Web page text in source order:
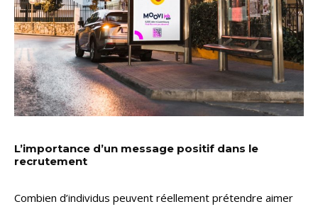
L’importance d’un message positif dans le
recrutement
Combien d’individus peuvent réellement prétendre aimer